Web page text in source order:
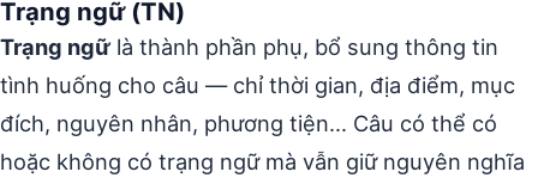
Trạng ngữ (TN)
Trạng ngữ là thành phần phụ, bổ sung thông tin
tình huống cho câu — chỉ thời gian, địa điểm, mục
đích, nguyên nhân, phương tiện… Câu có thể có
hoặc không có trạng ngữ mà vẫn giữ nguyên nghĩa